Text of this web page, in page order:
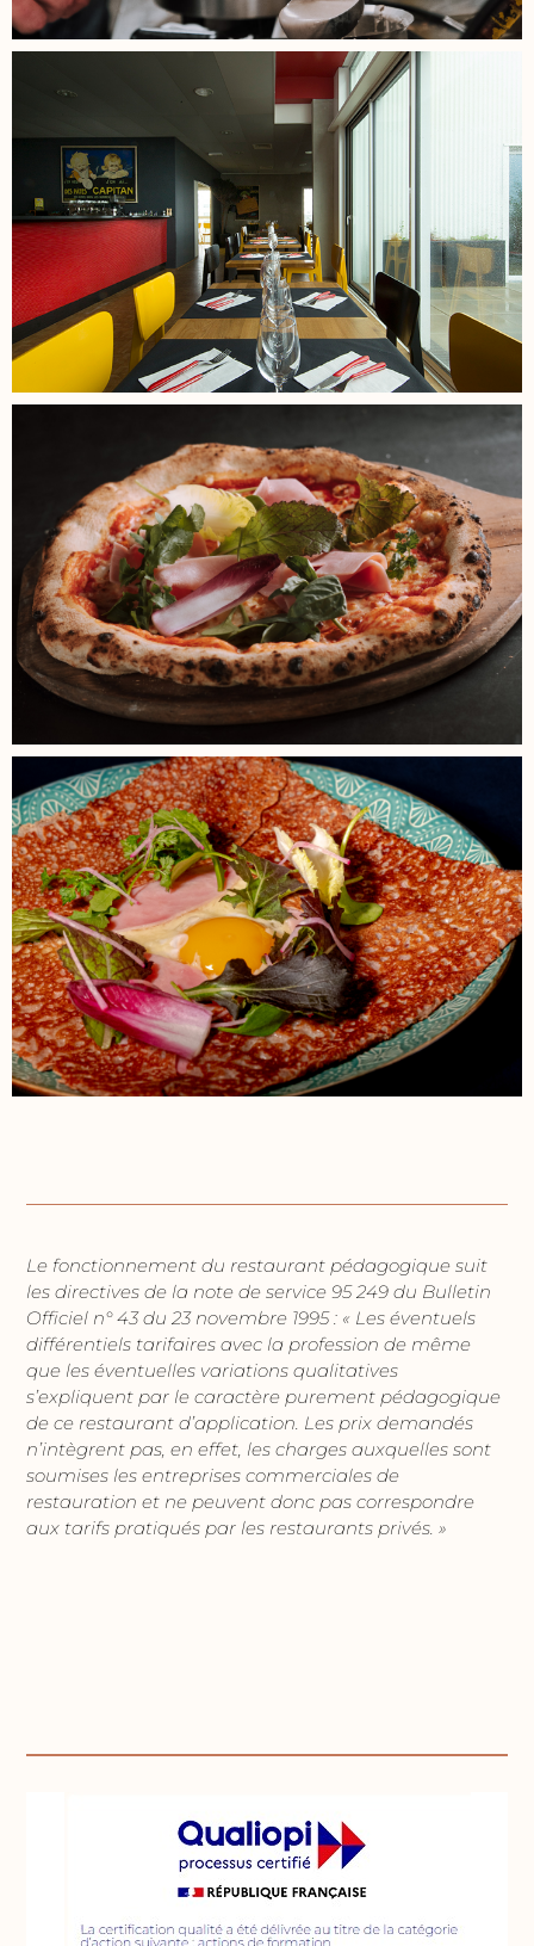
Le fonctionnement du restaurant pédagogique suit
les directives de la note de service 95 249 du Bulletin
Officiel n° 43 du 23 novembre 1995 : « Les éventuels
différentiels tarifaires avec la profession de même
que les éventuelles variations qualitatives
s’expliquent par le caractère purement pédagogique
de ce restaurant d’application. Les prix demandés
n’intègrent pas, en effet, les charges auxquelles sont
soumises les entreprises commerciales de
restauration et ne peuvent donc pas correspondre
aux tarifs pratiqués par les restaurants privés. »